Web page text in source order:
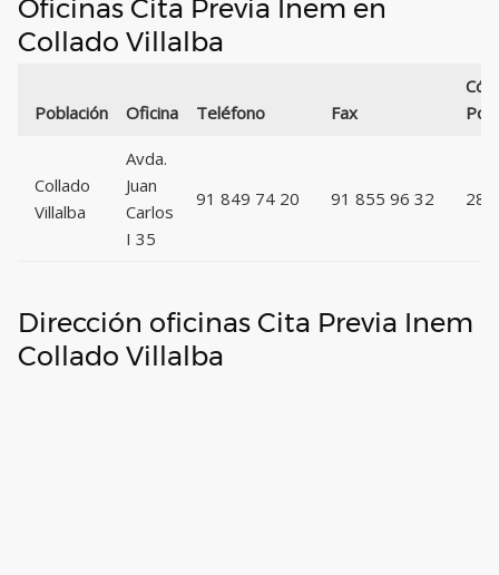
Oficinas Cita Previa Inem en
Collado Villalba
Población Oficina Teléfono Fax
Collado
Villalba
Avda.
Juan
Carlos
I 35
91 849 74 20 91 855 96 32
Dirección oficinas Cita Previa Inem
Collado Villalba